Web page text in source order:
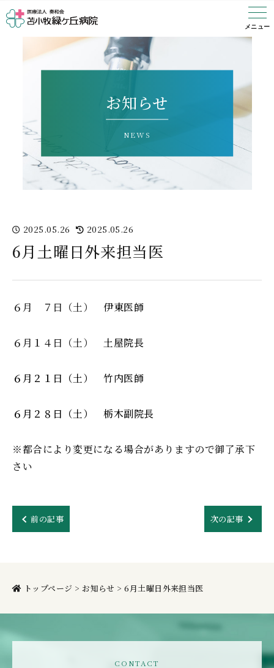
メニュー
お知らせ
2025.05.26 2025.05.26
6月土曜日外来担当医
６月 ７日（土）伊東医師
６月１４日（土） 土屋院長
６月２１日（土） 竹内医師
６月２８日（土） 栃木副院長
※都合により変更になる場合がありますので御了承下
さい
前の記事 次の記事
トップページ >お知らせ >6月土曜日外来担当医